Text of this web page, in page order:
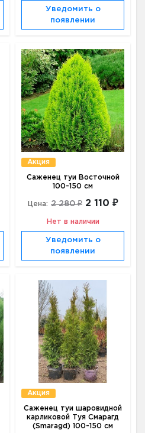
Уведомить о
появлении
Акция
Саженец туи Восточной
100-150 см
Цена: 2 280 ₽ 2 110 ₽
Нет в наличии
Уведомить о
появлении
Акция
Саженец туи шаровидной
карликовой Туя Смарагд
(Smaragd) 100-150 см